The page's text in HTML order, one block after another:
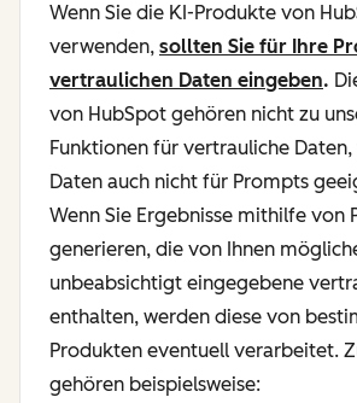
Wenn Sie die KI-Produkte von
verwenden, sollten Sie für Ihre
vertraulichen Daten eingeben.
von HubSpot gehören nicht zu
Funktionen für vertrauliche Daten,
Daten auch nicht für Prompts
Wenn Sie Ergebnisse mithilfe von
generieren, die von Ihnen
unbeabsichtigt eingegebene
enthalten, werden diese von
Produkten eventuell verarbeitet.
gehören beispielsweise: